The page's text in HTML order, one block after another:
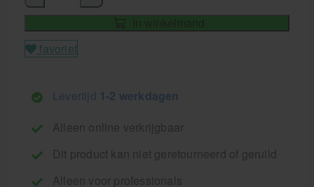
In winkelmand
favoriet
Levertijd 1-2 werkdagen
Alleen online verkrijgbaar
Dit product kan niet geretourneerd of geruild
Alleen voor professionals